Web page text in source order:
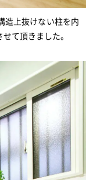
造上抜けない柱を内
て頂きました。